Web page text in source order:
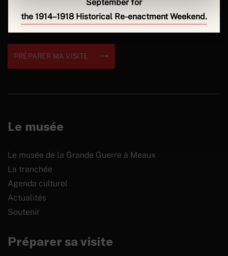
September for
the 1914–1918 Historical Re-enactment Weekend.
12€
Tarifs réduits
5€ à 9€
PRÉPARER MA VISITE
Le musée
Le musée de la Grande Guerre à Meaux
La tranchée
Agenda culturel
Actualités
Soutenir
Préparer sa visite